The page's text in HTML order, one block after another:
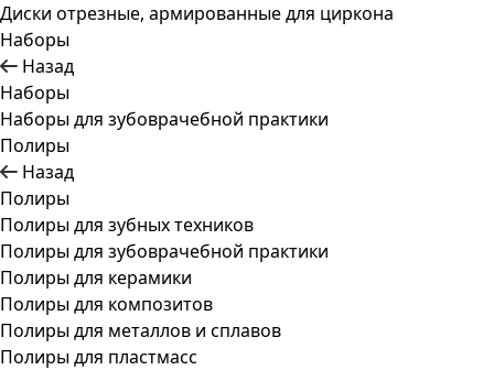
Диски отрезные, армированные для циркона
Наборы
Назад
Наборы
Наборы для зубоврачебной практики
Полиры
Назад
Полиры
Полиры для зубных техников
Полиры для зубоврачебной практики
Полиры для керамики
Полиры для композитов
Полиры для металлов и сплавов
Полиры для пластмасс